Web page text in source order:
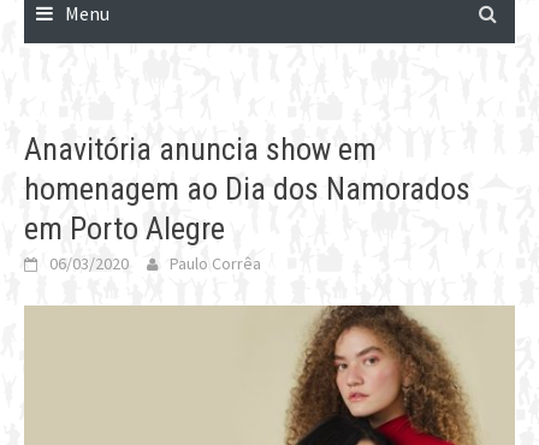
Menu
Anavitória anuncia show em
homenagem ao Dia dos Namorados
em Porto Alegre
06/03/2020 Paulo Corrêa